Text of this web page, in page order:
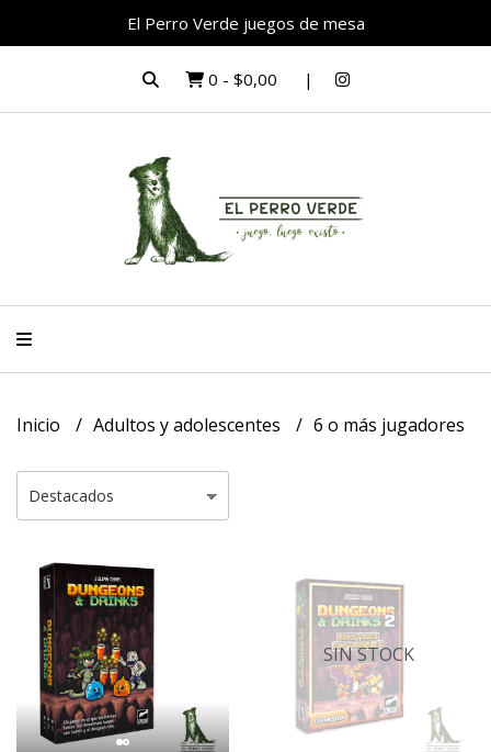
El Perro Verde juegos de mesa
0 - $0,00
Inicio Adultos y adolescentes 6 o más jugadores
SIN STOCK